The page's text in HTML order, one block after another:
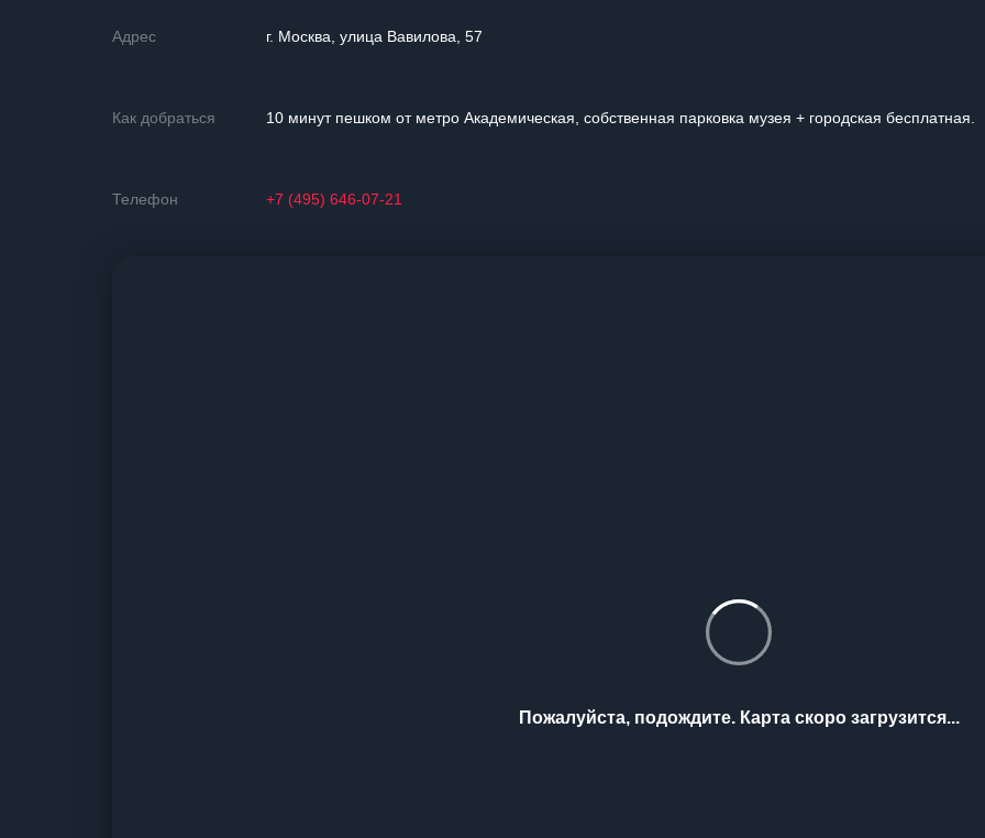
Адрес г. Москва, улица Вавилова, 57
Как добраться 10 минут пешком от метро Академическая, собственная парковка музея + городская бесплатная.
Телефон +7 (495) 646-07-21
Пожалуйста, подождите. Карта скоро загрузится...